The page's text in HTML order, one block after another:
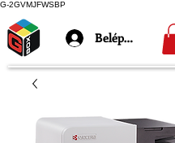
G-2GVMJFWSBP
Belépés